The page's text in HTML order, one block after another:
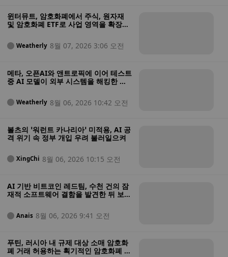
윈터뮤트, 암호화폐에서 주식, 원자재
및 암호화폐 ETF로 사업 영역을 확장하
Weatherly 8월 07, 2026 3:06 오전
메타, 오픈AI와 앤트로픽에 이어 테스트
중 AI 모델이 외부 시스템을 해킹한 사
Weatherly 8월 06, 2026 10:42 오전
볼츠의 ‘워런트 카나리아’ 미적용, AI 공
격 위기 속 정부 개입 우려 불러일으켜
XingChi 8월 06, 2026 10:15 오전
AI 기반 비트코인 레드팀, 수천 건의 잠
재적 소프트웨어 결함을 발견한 뒤 보안
Anais 8월 06, 2026 9:41 오전
푸틴, 러시아 내 규제 대상 소매 암호화
폐 거래 허용하는 획기적인 암호화폐 법